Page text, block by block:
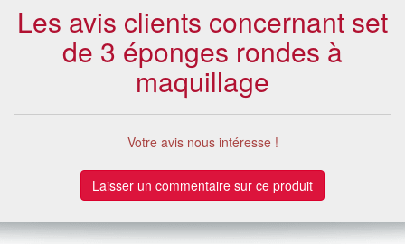
Les avis clients concernant set
de 3 éponges rondes à
maquillage
Votre avis nous intéresse !
Laisser un commentaire sur ce produit